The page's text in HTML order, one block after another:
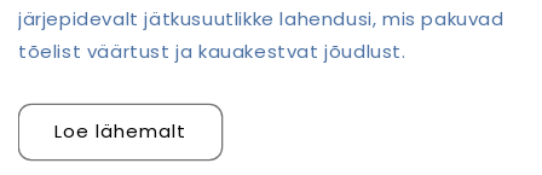
järjepidevalt jätkusuutlikke lahendusi, mis pakuvad
tõelist väärtust ja kauakestvat jõudlust.
Loe lähemalt